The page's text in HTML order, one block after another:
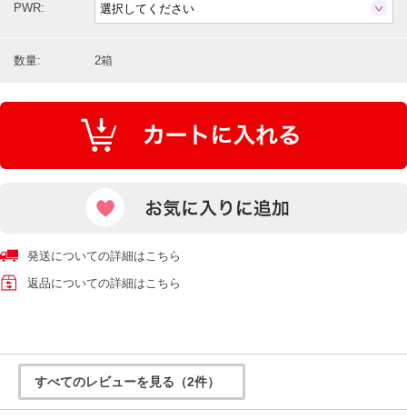
PWR:
数量: 2箱
発送についての詳細はこちら
返品についての詳細はこちら
すべてのレビューを見る（2件）